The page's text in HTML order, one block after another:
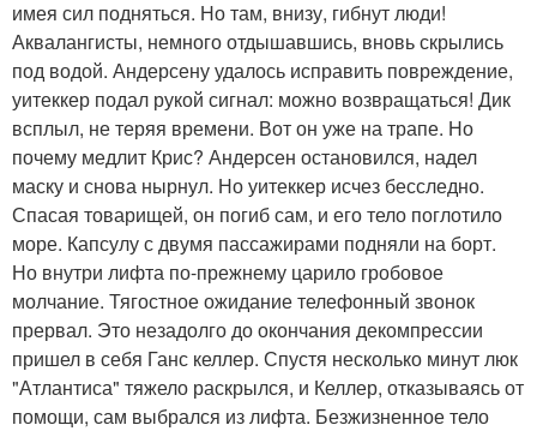
имея сил подняться. Но там, внизу, гибнут люди!
Аквалангисты, немного отдышавшись, вновь скрылись
под водой. Андерсену удалось исправить повреждение,
уитеккер подал рукой сигнал: можно возвращаться! Дик
всплыл, не теряя времени. Вот он уже на трапе. Но
почему медлит Крис? Андерсен остановился, надел
маску и снова нырнул. Но уитеккер исчез бесследно.
Спасая товарищей, он погиб сам, и его тело поглотило
море. Капсулу с двумя пассажирами подняли на борт.
Но внутри лифта по-прежнему царило гробовое
молчание. Тягостное ожидание телефонный звонок
прервал. Это незадолго до окончания декомпрессии
пришел в себя Ганс келлер. Спустя несколько минут люк
"Атлантиса" тяжело раскрылся, и Келлер, отказываясь от
помощи, сам выбрался из лифта. Безжизненное тело